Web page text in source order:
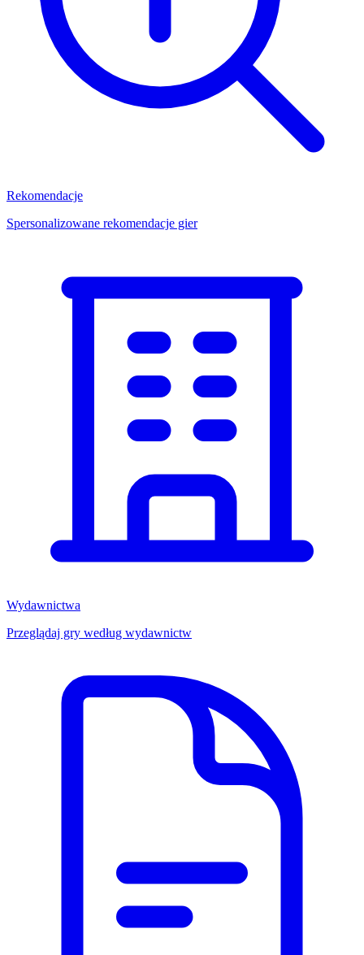
Rekomendacje
Spersonalizowane rekomendacje gier
Wydawnictwa
Przeglądaj gry według wydawnictw